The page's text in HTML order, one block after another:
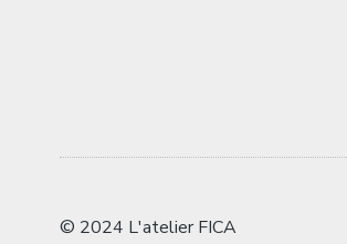
© 2024 L'atelier FICA